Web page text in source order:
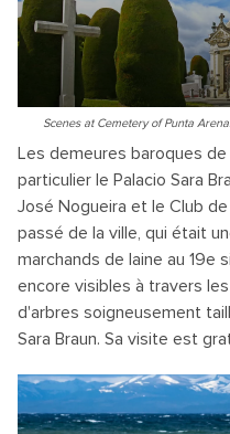
Scenes at Cemetery of Punta
Les demeures baroques de
particulier le Palacio Sara
José Nogueira et le Club
passé de la ville, qui était
marchands de laine au 19e
encore visibles à travers
d'arbres soigneusement
Sara Braun. Sa visite est